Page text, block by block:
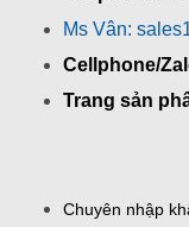
Ms Vân:
Cellphone/
Trang sản
Chuyên nhập